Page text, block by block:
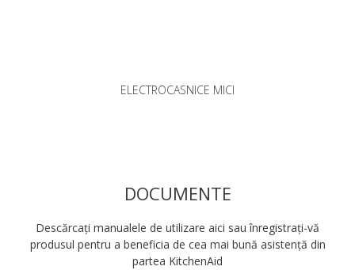
ELECTROCASNICE MICI
DOCUMENTE
Descărcați manualele de utilizare aici sau înregistrați-vă
produsul pentru a beneficia de cea mai bună asistență din
partea KitchenAid